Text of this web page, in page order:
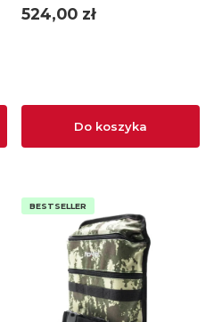
Cena
524,00 zł
Do koszyka
BESTSELLER